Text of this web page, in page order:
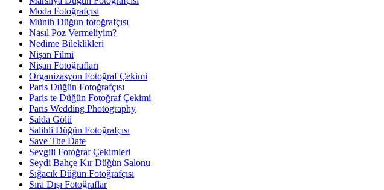
Moda Fotoğrafçısı
Münih Düğün fotoğrafçısı
Nasıl Poz Vermeliyim?
Nedime Bileklikleri
Nişan Filmi
Nişan Fotoğrafları
Organizasyon Fotoğraf Çekimi
Paris Düğün Fotoğrafçısı
Paris te Düğün Fotoğraf Çekimi
Paris Wedding Photography
Salda Gölü
Salihli Düğün Fotoğrafçısı
Save The Date
Sevgili Fotoğraf Çekimleri
Seydi Bahçe Kır Düğün Salonu
Sığacık Düğün Fotoğrafçısı
Sıra Dışı Fotoğraflar